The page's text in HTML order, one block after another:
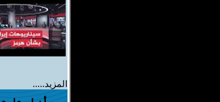
المزيد.....